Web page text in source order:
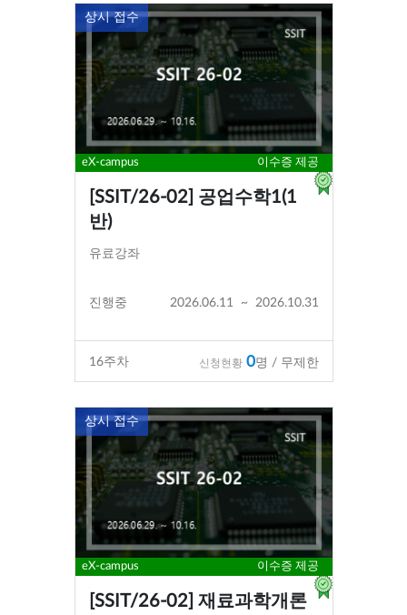
상시 접수
eX-campus 이수증 제공
[SSIT/26-02] 공업수학1(1
반)
유료강좌
진행중 2026.06.11 ~ 2026.10.31
16주차 신청현황 0명 / 무제한
상시 접수
eX-campus 이수증 제공
[SSIT/26-02] 재료과학개론